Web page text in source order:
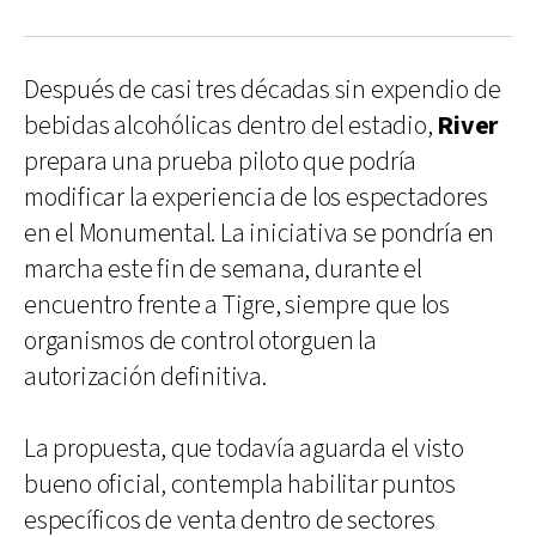
Después de casi tres décadas sin expendio de
bebidas alcohólicas dentro del estadio, River
prepara una prueba piloto que podría
modificar la experiencia de los espectadores
en el Monumental. La iniciativa se pondría en
marcha este fin de semana, durante el
encuentro frente a Tigre, siempre que los
organismos de control otorguen la
autorización definitiva.
La propuesta, que todavía aguarda el visto
bueno oficial, contempla habilitar puntos
específicos de venta dentro de sectores